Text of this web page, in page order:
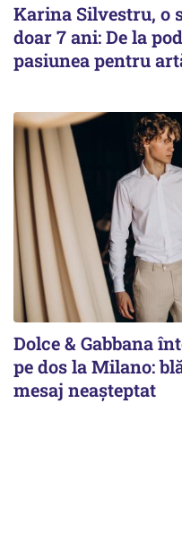
Karina Silvestru, o
doar 7 ani: De la
pasiunea pentru
Dolce & Gabbana
pe dos la Milano:
mesaj neașteptat